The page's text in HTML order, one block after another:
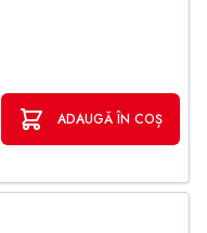
ADAUGĂ ÎN COȘ